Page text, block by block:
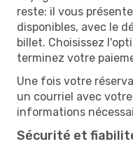
reste: il vous
disponibles, avec le
billet. Choisissez
terminez votre
Une fois votre
un courriel avec
informations
Sécurité et